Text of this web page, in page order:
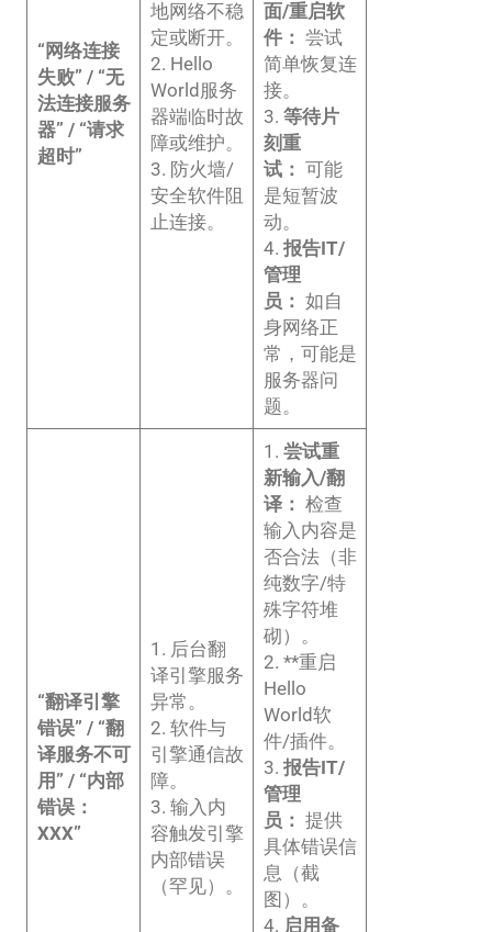
“网络连接
失败” / “无
法连接服务
器” / “请求
超时”
地网络不稳
定或断开。
2. Hello
World服务
器端临时故
障或维护。
3. 防火墙/
安全软件阻
止连接。
面/重启软
件： 尝试
简单恢复连
接。
3. 等待片
刻重
试： 可能
是短暂波
动。
4. 报告IT/
管理
员： 如自
身网络正
常，可能是
服务器问
题。
“翻译引擎
错误” / “翻
译服务不可
用” / “内部
错误：
XXX”
1. 后台翻
译引擎服务
异常。
2. 软件与
引擎通信故
障。
3. 输入内
容触发引擎
内部错误
（罕见）。
1. 尝试重
新输入/翻
译： 检查
输入内容是
否合法（非
纯数字/特
殊字符堆
砌）。
2. **重启
Hello
World软
件/插件。
3. 报告IT/
管理
员： 提供
具体错误信
息（截
图）。
4. 启用备